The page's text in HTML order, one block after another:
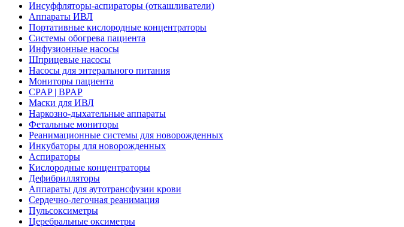
Инсуффляторы-аспираторы (откашливатели)
Аппараты ИВЛ
Портативные кислородные концентраторы
Системы обогрева пациента
Инфузионные насосы
Шприцевые насосы
Насосы для энтерального питания
Мониторы пациента
CPAP | BPAP
Маски для ИВЛ
Наркозно-дыхательные аппараты
Фетальные мониторы
Реанимационные системы для новорожденных
Инкубаторы для новорожденных
Аспираторы
Кислородные концентраторы
Дефибрилляторы
Аппараты для аутотрансфузии крови
Сердечно-легочная реанимация
Пульсоксиметры
Церебральные оксиметры